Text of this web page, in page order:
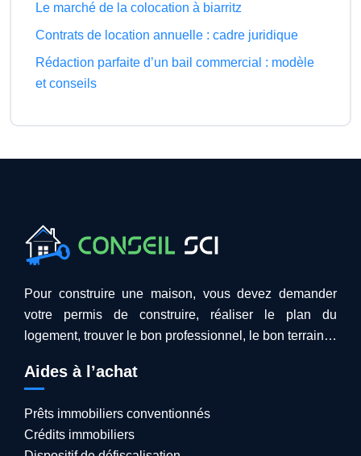
Le marché de la colocation à biarritz
Contrats de location annuelle : cadre juridique
Rédaction parfaite d’un bail commercial : modèle
et conseils
Pour construire une maison, vous devez demander
votre permis de construire, réaliser le plan du
logement, trouver le bon professionnel, le bon terrain…
Aides à l’achat
Prêts immobiliers conventionnés
Crédits immobiliers